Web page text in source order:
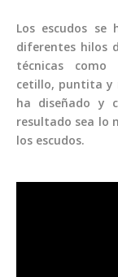
Los escudos se
diferentes hilos
técnicas como
cetillo, puntita y
ha diseñado y
resultado sea lo
los escudos.